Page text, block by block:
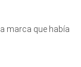
marca que había